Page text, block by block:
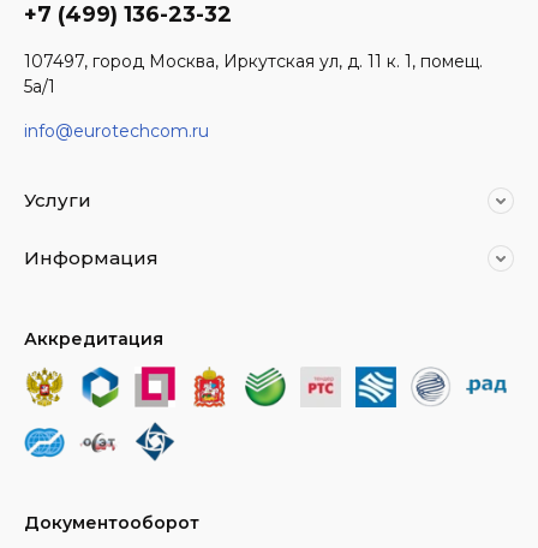
+7 (499) 136-23-32
107497, город Москва, Иркутская ул, д. 11 к. 1, помещ.
5а/1
info@eurotechcom.ru
Услуги
Информация
Аккредитация
Документооборот